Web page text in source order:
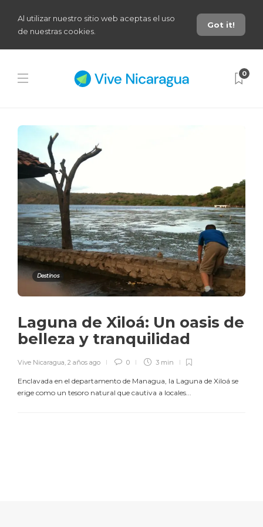
Al utilizar nuestro sitio web aceptas el uso
de nuestras cookies.
Got it!
0
Destinos
Laguna de Xiloá: Un oasis de
belleza y tranquilidad
Vive Nicaragua, 2 años ago 0 3 min
Enclavada en el departamento de Managua, la Laguna de Xiloá se
erige como un tesoro natural que cautiva a locales...